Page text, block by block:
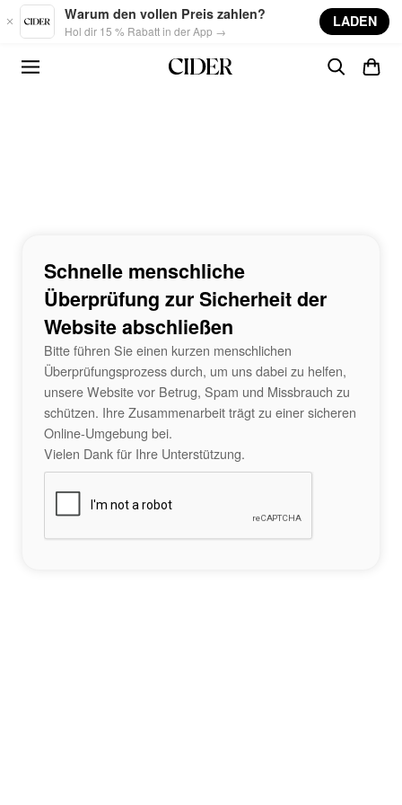
Skip to main content
Warum den vollen Preis zahlen?
Hol dir 15 % Rabatt in der App →
LADEN
Schnelle menschliche
Überprüfung zur Sicherheit der
Website abschließen
Bitte führen Sie einen kurzen menschlichen
Überprüfungsprozess durch, um uns dabei zu helfen,
unsere Website vor Betrug, Spam und Missbrauch zu
schützen. Ihre Zusammenarbeit trägt zu einer sicheren
Online-Umgebung bei.
Vielen Dank für Ihre Unterstützung.